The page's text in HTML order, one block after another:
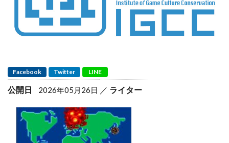
Facebook Twitter LINE
公開日 2026年05月26日 ライター